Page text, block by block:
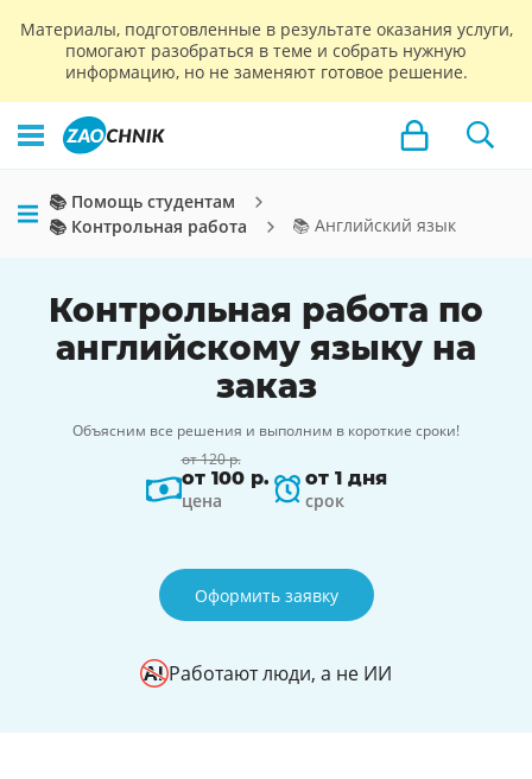
Материалы, подготовленные в результате оказания услуги,
помогают разобраться в теме и собрать нужную
информацию, но не заменяют готовое решение.
📚 Помощь студентам
📚 Контрольная работа
📚 Английский язык
Контрольная работа по
английскому языку на
заказ
Объясним все решения и выполним в короткие сроки!
от 120 р.
от 100 р.
цена
от 1 дня
срок
Оформить заявку
Работают люди, а не ИИ